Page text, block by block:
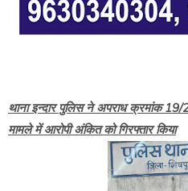
थाना इन्दार पुलिस ने अपराध क्रमांक
मामले में आरोपी अंकित को गिरफ्तार किया